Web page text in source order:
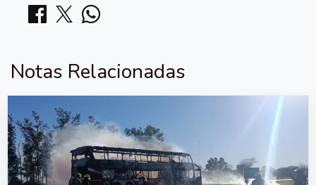
Notas Relacionadas